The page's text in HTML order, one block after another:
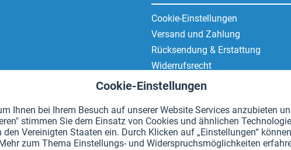
Cookie-Einstellungen
Versand und Zahlung
Rücksendung & Erstattung
Widerrufsrecht
Datenschutz
Impressum
Cookie-Einstellungen
Ihnen bei Ihrem Besuch auf unserer Website Services anzubieten
stimmen Sie dem Einsatz von Cookies und ähnlichen
Vereinigten Staaten ein. Durch Klicken auf „Einstellungen“
zum Thema Einstellungs- und Widerspruchsmöglichkeiten